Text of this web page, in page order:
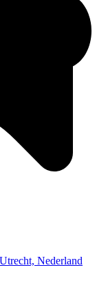
Nederland